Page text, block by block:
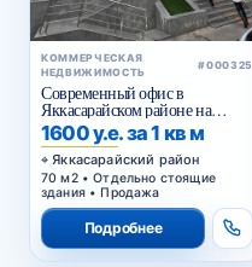
КОММЕРЧЕСКАЯ
НЕДВИЖИМОСТЬ
#000325
Современный офис в
Яккасарайском районе на
первой линии
1600 у.е. за 1 кв м
Яккасарайский район
70 м2 • Отдельно стоящие
здания • Продажа
Подробнее